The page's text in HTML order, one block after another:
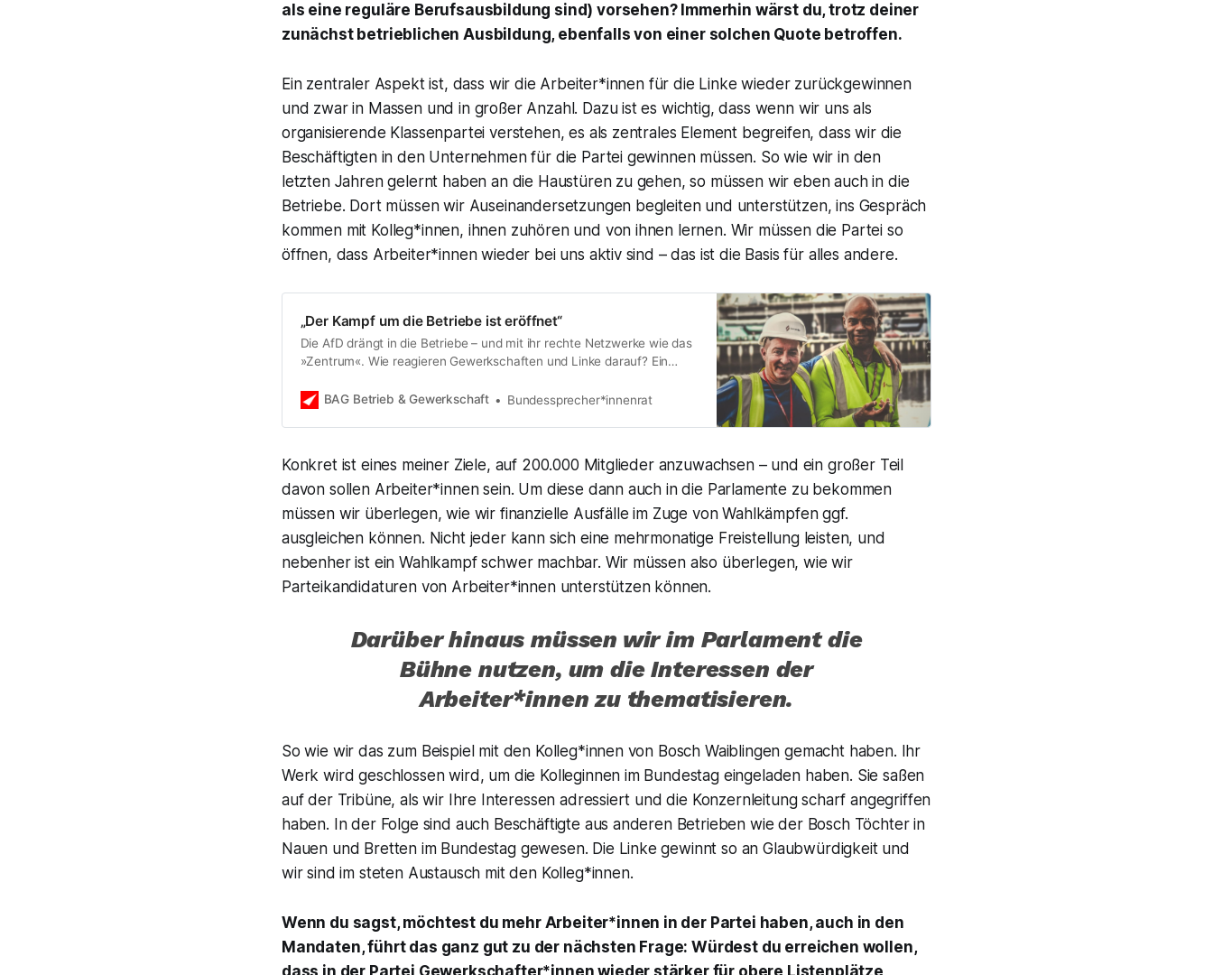
als eine reguläre Berufsausbildung sind) vorsehen? Immerhin wärst du, trotz deiner
zunächst betrieblichen Ausbildung, ebenfalls von einer solchen Quote betroffen.
Ein zentraler Aspekt ist, dass wir die Arbeiter*innen für die Linke wieder zurückgewinnen
und zwar in Massen und in großer Anzahl. Dazu ist es wichtig, dass wenn wir uns als
organisierende Klassenpartei verstehen, es als zentrales Element begreifen, dass wir die
Beschäftigten in den Unternehmen für die Partei gewinnen müssen. So wie wir in den
letzten Jahren gelernt haben an die Haustüren zu gehen, so müssen wir eben auch in die
Betriebe. Dort müssen wir Auseinandersetzungen begleiten und unterstützen, ins Gespräch
kommen mit Kolleg*innen, ihnen zuhören und von ihnen lernen. Wir müssen die Partei so
öffnen, dass Arbeiter*innen wieder bei uns aktiv sind – das ist die Basis für alles andere.
„Der Kampf um die Betriebe ist eröffnet“
Die AfD drängt in die Betriebe – und mit ihr rechte Netzwerke wie das
»Zentrum«. Wie reagieren Gewerkschaften und Linke darauf? Ein
Frage, wie der Rechtsruck unter Beschäftigten gestoppt werden kann.
BAG Betrieb & Gewerkschaft Bundessprecher*innenrat
Konkret ist eines meiner Ziele, auf 200.000 Mitglieder anzuwachsen – und ein großer Teil
davon sollen Arbeiter*innen sein. Um diese dann auch in die Parlamente zu bekommen
müssen wir überlegen, wie wir finanzielle Ausfälle im Zuge von Wahlkämpfen ggf.
ausgleichen können. Nicht jeder kann sich eine mehrmonatige Freistellung leisten, und
nebenher ist ein Wahlkampf schwer machbar. Wir müssen also überlegen, wie wir
Parteikandidaturen von Arbeiter*innen unterstützen können.
Darüber hinaus müssen wir im Parlament die
Bühne nutzen, um die Interessen der
Arbeiter*innen zu thematisieren.
So wie wir das zum Beispiel mit den Kolleg*innen von Bosch Waiblingen gemacht haben. Ihr
Werk wird geschlossen wird, um die Kolleginnen im Bundestag eingeladen haben. Sie saßen
auf der Tribüne, als wir Ihre Interessen adressiert und die Konzernleitung scharf angegriffen
haben. In der Folge sind auch Beschäftigte aus anderen Betrieben wie der Bosch Töchter in
Nauen und Bretten im Bundestag gewesen. Die Linke gewinnt so an Glaubwürdigkeit und
wir sind im steten Austausch mit den Kolleg*innen.
Wenn du sagst, möchtest du mehr Arbeiter*innen in der Partei haben, auch in den
Mandaten, führt das ganz gut zu der nächsten Frage: Würdest du erreichen wollen,